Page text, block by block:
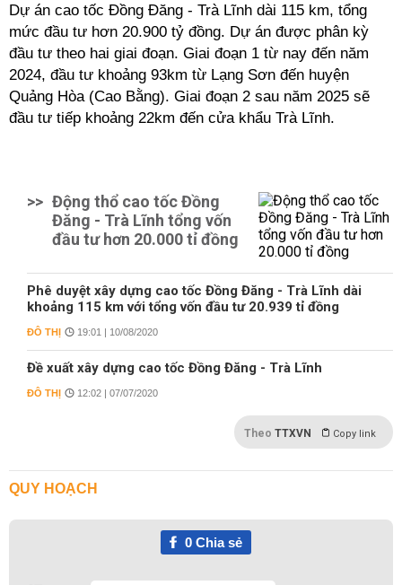
Dự án cao tốc Đồng Đăng - Trà Lĩnh dài 115 km, tổng
mức đầu tư hơn 20.900 tỷ đồng. Dự án được phân kỳ
đầu tư theo hai giai đoạn. Giai đoạn 1 từ nay đến năm
2024, đầu tư khoảng 93km từ Lạng Sơn đến huyện
Quảng Hòa (Cao Bằng). Giai đoạn 2 sau năm 2025 sẽ
đầu tư tiếp khoảng 22km đến cửa khẩu Trà Lĩnh.
>> Động thổ cao tốc Đồng
Đăng - Trà Lĩnh tổng vốn
đầu tư hơn 20.000 tỉ đồng
Phê duyệt xây dựng cao tốc Đồng Đăng - Trà Lĩnh dài
khoảng 115 km với tổng vốn đầu tư 20.939 tỉ đồng
ĐÔ THỊ 19:01 | 10/08/2020
Đề xuất xây dựng cao tốc Đồng Đăng - Trà Lĩnh
ĐÔ THỊ 12:02 | 07/07/2020
Theo TTXVN Copy link
QUY HOẠCH
0Chia sẻ